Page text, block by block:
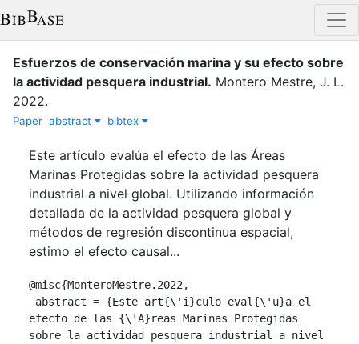
Esfuerzos de conservación marina y su efecto sobre
la actividad pesquera industrial. Montero Mestre, J. L.
2022.
Paper abstract bibtex
Este artículo evalúa el efecto de las Áreas
Marinas Protegidas sobre la actividad pesquera
industrial a nivel global. Utilizando información
detallada de la actividad pesquera global y
métodos de regresión discontinua espacial,
estimo el efecto causal...
@misc{MonteroMestre.2022,
efecto de las {\'A}reas Marinas Protegidas
sobre la actividad pesquera industrial a nivel